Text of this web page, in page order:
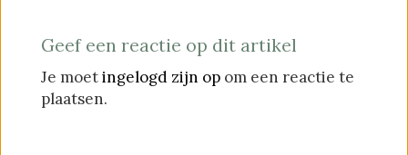
Geef een reactie op dit artikel
Je moetingelogd zijn op om een reactie te
plaatsen.